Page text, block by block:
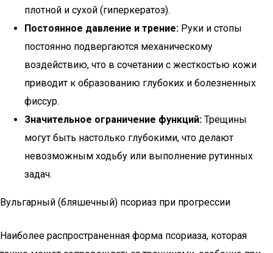
плотной и сухой (гиперкератоз).
Постоянное давление и трение: Руки и стопы
постоянно подвергаются механическому
воздействию, что в сочетании с жесткостью кожи
приводит к образованию глубоких и болезненных
фиссур.
Значительное ограничение функций: Трещины
могут быть настолько глубокими, что делают
невозможным ходьбу или выполнение рутинных
задач.
Вульгарный (бляшечный) псориаз при прогрессии
Наиболее распространенная форма псориаза, которая